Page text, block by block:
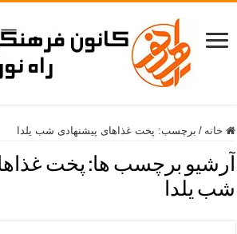
خانه / برچسب: پخت غذاهای پیشنهادی شب یلدا
آرشیو برچسب ها: پخت
شب یلدا